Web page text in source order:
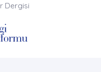
Dergisi